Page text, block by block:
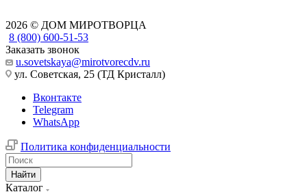
2026 © ДОМ МИРОТВОРЦА
8 (800) 600-51-53
Заказать звонок
u.sovetskaya@mirotvorecdv.ru
ул. Советская, 25 (ТД Кристалл)
Вконтакте
Telegram
WhatsApp
Политика конфиденциальности
Найти
Каталог